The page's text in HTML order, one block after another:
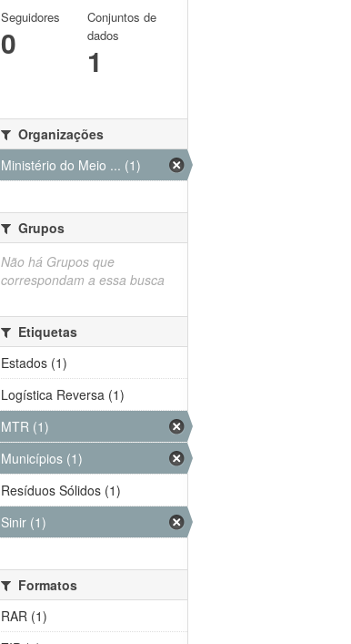
Seguidores
0
Conjuntos de
dados
1
Organizações
Ministério do Meio ... (1)
Grupos
Não há Grupos que
correspondam a essa busca
Etiquetas
Estados (1)
Logística Reversa (1)
MTR (1)
Municípios (1)
Resíduos Sólidos (1)
Sinir (1)
Formatos
RAR (1)